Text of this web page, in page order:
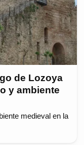
de Lozoya
y ambiente
medieval en la